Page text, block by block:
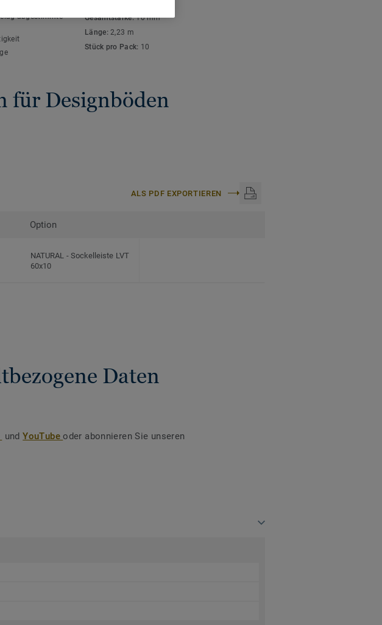
abgestimmte
Gesamtstärke:10 mm
Länge:2,23 m
Stück pro Pack: 10
für Designböden
ALS PDF EXPORTIEREN
Option
NATURAL - Sockelleiste LVT
60x10
Daten
undYouTubeoder abonnieren Sie unseren